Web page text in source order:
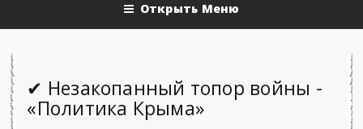
Открыть Меню
✔ Незакопанный топор войны -
«Политика Крыма»